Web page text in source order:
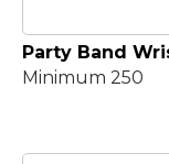
Party Band
Minimum 250